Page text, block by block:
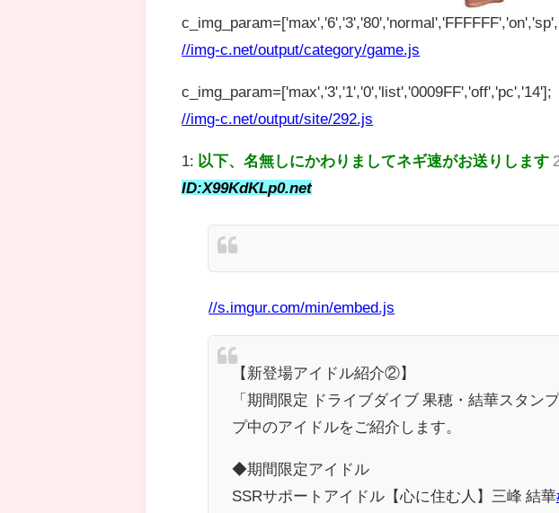
//img-c.net/output/category/game.js
c_img_param=['max','3','1','0','list','0009FF','off','pc','14'];
//img-c.net/output/site/292.js
1: 以下、名無しにかわりましてネギ速がお送りします
ID:X99KdKLp0.net
//s.imgur.com/min/embed.js
【新登場アイドル紹介②】
「期間限定 ドライブダイブ 果穂・結華スタン
プ中のアイドルをご紹介します。
◆期間限定アイドル
SSRサポートアイドル【心に住む人】三峰 結華